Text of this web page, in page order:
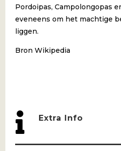
Pordoipas, Campolongopas
eveneens om het machtige
liggen.
Bron Wikipedia
 Extra Info